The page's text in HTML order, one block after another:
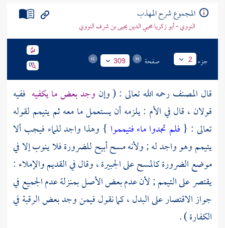
المجموع شرح المهذب
النووي - أبو زكريا محيي الدين يحيى بن شرف النووي
جزء 2 صفحة 309
قال المصنفرحمه الله تعالى : ( وإن وجد بعض ما يكفيه ففيه
قولان ، قال في الأم : يلزمه أن يستعمل ما معه ثم يتيمم لقوله
تعالى : { فلم تجدوا ماء فتيمموا } وهذا واجد للماء فيجب ألا
يتيمم وهو واجد له ; ولأنه مسح أبيح للضرورة فلا ينوب إلا في
موضع الضرورة كالمسح على الجبيرة ، وقال في القديم والإملاء :
يقتصر على التيمم ; لأن عدم بعض الأصل بمنزلة عدم الجميع في
جواز الاقتصار على البدل ، كما نقول فيمن وجد بعض الرقبة في
الكفارة ) .